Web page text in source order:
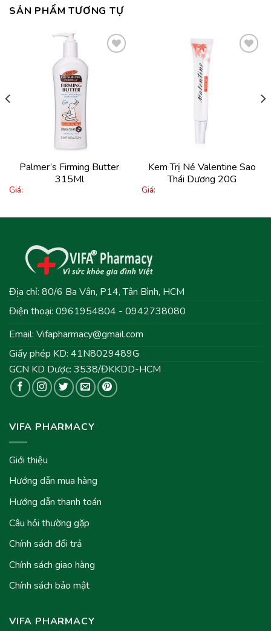
SẢN PHẨM TƯƠNG TỰ
Palmer’s Firming Butter
315Ml
Giá:
Kem Trị Nẻ Valentine Sao
Thái Dương 20G
Giá:
Địa chỉ: 80/6 Ba Vân, P14, Tân Bình, HCM
Điện thoại: 0961954804 - 0942738080
Email: Vifapharmacy@gmail.com
Giấy phép KD: 41N8029489G
GCN KD Dược: 3538/ĐKKDD-HCM
VIFA PHARMACY
Giới thiệu
Hướng dẫn mua hàng
Hướng dẫn thanh toán
Câu hỏi thường gặp
Chính sách đổi trả
Chính sách giao hàng
Chính sách bảo mật
VIFA PHARMACY